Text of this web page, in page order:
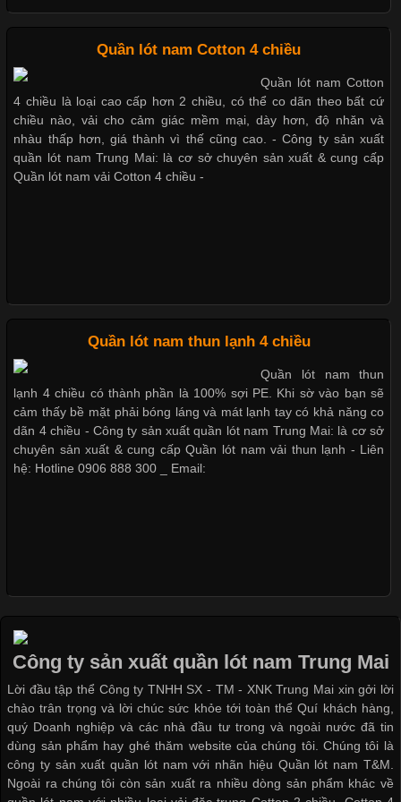
Những Loại Vải Thun Thông Dụng Và Đặc Điểm Nổi Bật
Cập nhật 2026-05-20 14:58:56
Vải thun là một trong những chất liệu được sử dụng rộng rãi
nhất trong ngành thời trang nhờ đặc tính co giãn, mềm mại và
thoải mái khi mặc. Từ áo thun, đồ thể thao cho đến đồ lót nam,
vải thun luôn đóng vai trò quan trọng trong quá trình sản xuất.
Cập nhật 2026-05-09 15:58:23
Các Form Áo Thun Phổ Biến Hiện Nay Và Xu Hướng Trong
Ngành May Mặc Áo thun là một trong những trang phục quen
thuộc và được sử dụng phổ biến nhất hiện nay. Không chỉ đa
dạng về màu sắc hay chất liệu, áo thun còn có nhiều form dáng
khác nhau để phù hợp với từng phong cách thời trang và nhu
cầu
Áo phông là một trong những trang phục phổ biến nhất trong
đời sống hiện đại nhờ sự tiện lợi, thoải mái và dễ phối đồ.
Không chỉ xuất hiện trong thời trang thường ngày, áo phông còn
được ứng dụng rộng rãi trong ngành sản xuất may mặc, đặc
biệt là các sản phẩm từ vải thun. Hiện nay,
Quần xì nam giá rẻ kiểu tam giác vải Cotton 100%
Quần lót nam giá rẻ ở TpHCM kiểu tam giác nhỏ gọn
Nhận may gia công quần lót nam
Quần lót nam có ống
Quần lót nam Cotton 4 chiều
Quần lót nam Cotton
4 chiều là loại cao cấp hơn 2 chiều, có thể co dãn theo bất cứ
chiều nào, vải cho cảm giác mềm mại, dày hơn, độ nhăn và
nhàu thấp hơn, giá thành vì thế cũng cao. - Công ty sản xuất
quần lót nam Trung Mai: là cơ sở chuyên sản xuất & cung cấp
Quần lót nam vải Cotton 4 chiều -
Quần lót nam thun lạnh 4 chiều
Quần lót nam thun
lạnh 4 chiều có thành phần là 100% sợi PE. Khi sờ vào bạn sẽ
cảm thấy bề mặt phải bóng láng và mát lạnh tay có khả năng co
dãn 4 chiều - Công ty sản xuất quần lót nam Trung Mai: là cơ sở
chuyên sản xuất & cung cấp Quần lót nam vải thun lạnh - Liên
hệ: Hotline 0906 888 300 _ Email:
Công ty sản xuất quần lót nam Trung Mai
Lời đầu tập thể Công ty TNHH SX - TM - XNK Trung Mai xin gởi lời
chào trân trọng và lời chúc sức khỏe tới toàn thể Quí khách hàng,
quý Doanh nghiệp và các nhà đầu tư trong và ngoài nước đã tin
dùng sản phẩm hay ghé thăm website của chúng tôi. Chúng tôi là
công ty sản xuất quần lót nam với nhãn hiệu Quần lót nam T&M.
Ngoài ra chúng tôi còn sản xuất ra nhiều dòng sản phẩm khác về